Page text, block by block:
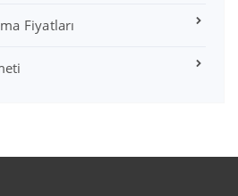
Fiyatları